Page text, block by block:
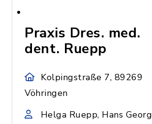
Praxis Dres. med.
dent. Ruepp
Kolpingstraße 7, 89269
Vöhringen
Helga Ruepp, Hans Georg